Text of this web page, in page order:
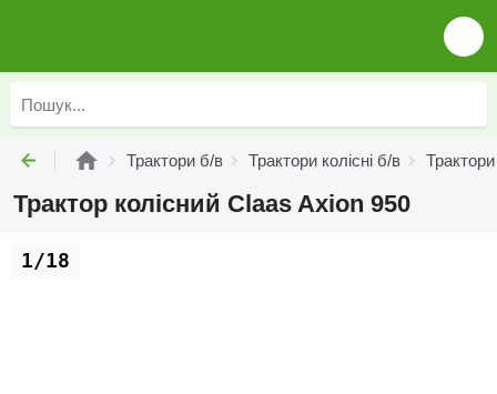
Трактори б/в Трактори колісні б/в
Трактор колісний Claas Axion 950
1/18